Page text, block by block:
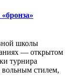
школы
— открытом
турнира
вольным стилем,